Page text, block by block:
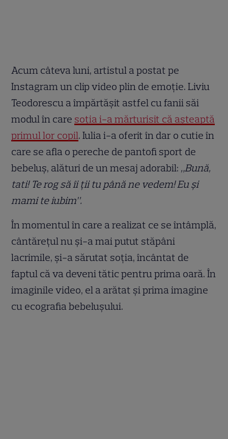
Acum câteva luni, artistul a postat pe
Instagram un clip video plin de emoție. Liviu
Teodorescu a împărtășit astfel cu fanii săi
modul în care soția i-a mărturisit că așteaptă
primul lor copil. Iulia i-a oferit în dar o cutie în
care se afla o pereche de pantofi sport de
bebeluș, alături de un mesaj adorabil: „Bună,
tati! Te rog să îi ții tu până ne vedem! Eu și
mami te iubim”.
În momentul în care a realizat ce se întâmplă,
cântărețul nu și-a mai putut stăpâni
lacrimile, și-a sărutat soția, încântat de
faptul că va deveni tătic pentru prima oară. În
imaginile video, el a arătat și prima imagine
cu ecografia bebelușului.